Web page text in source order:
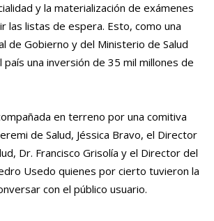
y la materialización de exámenes
las listas de espera. Esto, como una
de Gobierno y del Ministerio de Salud
país una inversión de 35 mil millones de
en terreno por una comitiva
de Salud, Jéssica Bravo, el Director
Dr. Francisco Grisolía y el Director del
Usedo quienes por cierto tuvieron la
con el público usuario.